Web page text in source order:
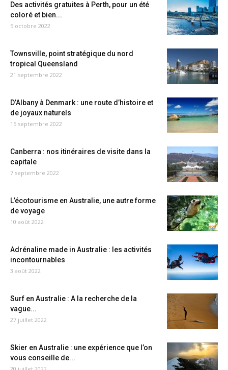
Des activités gratuites à Perth, pour un été
coloré et bien...
5 octobre 2022
Townsville, point stratégique du nord
tropical Queensland
21 septembre 2022
D’Albany à Denmark : une route d’histoire et
de joyaux naturels
15 septembre 2022
Canberra : nos itinéraires de visite dans la
capitale
7 septembre 2022
L’écotourisme en Australie, une autre forme
de voyage
10 août 2022
Adrénaline made in Australie : les activités
incontournables
3 août 2022
Surf en Australie : A la recherche de la
vague...
27 juillet 2022
Skier en Australie : une expérience que l’on
vous conseille de...